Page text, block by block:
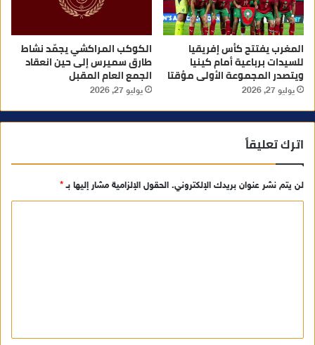
المغرب يفتتح كأس إفريقيا
للسيدات برباعية أمام كينيا
ويتصدر المجموعة الأولى مؤقتا
يوليو 27, 2026
الكوكب المراكشي يجمّد نشاط
طارق سميرس إلى حين انعقاد
الجمع العام المقبل
يوليو 27, 2026
اترك تعليقاً
لن يتم نشر عنوان بريدك الإلكتروني. الحقول الإلزامية مشار إليها بـ*
ق